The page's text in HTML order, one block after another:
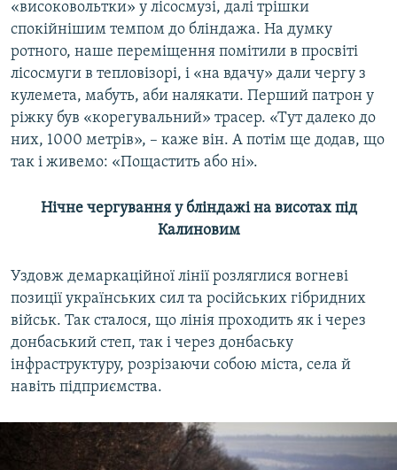
«високовольтки» у лісосмузі, далі трішки
спокійнішим темпом до бліндажа. На думку
ротного, наше переміщення помітили в просвіті
лісосмуги в тепловізорі, і «на вдачу» дали чергу з
кулемета, мабуть, аби налякати. Перший патрон у
ріжку був «корегувальний» трасер. «Тут далеко до
них, 1000 метрів», – каже він. А потім ще додав, що
так і живемо: «Пощастить або ні».
Нічне чергування у бліндажі на висотах під
Калиновим
Уздовж демаркаційної лінії розляглися вогневі
позиції українських сил та російських гібридних
військ. Так сталося, що лінія проходить як і через
донбаський степ, так і через донбаську
інфраструктуру, розрізаючи собою міста, села й
навіть підприємства.